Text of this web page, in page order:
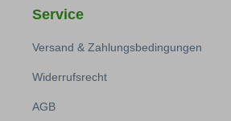
Service
Versand & Zahlungsbedingungen
Widerrufsrecht
AGB